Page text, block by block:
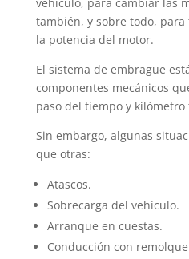
también, y sobre todo,
la potencia del motor.
El sistema de embrague
componentes mecánicos
paso del tiempo y
Sin embargo, algunas
que otras:
Atascos.
Sobrecarga del vehículo.
Arranque en cuestas.
Conducción con